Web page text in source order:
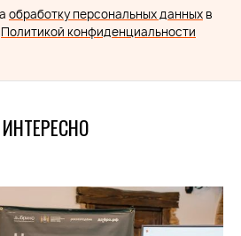
обработку персональных данных в
Политикой конфиденциальности